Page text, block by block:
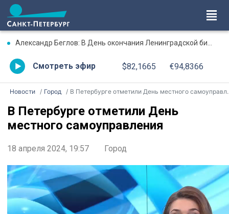
Александр Беглов: В День окончания Ленинградской битвы три городских моста соединит Лента Ленинградской Победы, будут зажжены факелы Ростральных колонн
Смотреть эфир $82,1665 €94,8366
Новости Город В Петербурге отметили День местного самоуправления
В Петербурге отметили День
местного самоуправления
18 апреля 2024, 19:57 Город